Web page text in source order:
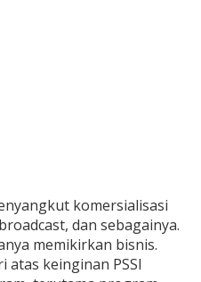
komersialisasi
dan sebagainya.
memikirkan bisnis.
atas keinginan PSSI